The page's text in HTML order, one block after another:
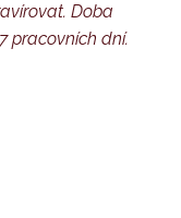
Doba
pracovních dní.